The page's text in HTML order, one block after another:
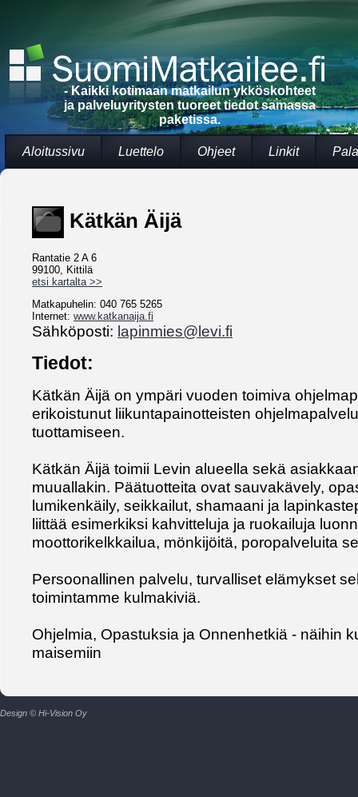
- Kaikki kotimaan matkailun ykköskohteet
ja palveluyritysten tuoreet tiedot samassa
paketissa.
Aloitussivu Luettelo Ohjeet Linkit
Kätkän Äijä
Rantatie 2 A 6
99100, Kittilä
etsi kartalta >>
Matkapuhelin: 040 765 5265
Internet: www.katkanaija.fi
Sähköposti: lapinmies@levi.fi
Tiedot:
Kätkän Äijä on ympäri vuoden toimiva
erikoistunut liikuntapainotteisten
tuottamiseen.
Kätkän Äijä toimii Levin alueella sekä
muuallakin. Päätuotteita ovat sauvakävely,
lumikenkäily, seikkailut, shamaani ja
liittää esimerkiksi kahvitteluja ja ruokailuja
moottorikelkkailua, mönkijöitä, poropalveluita
Persoonallinen palvelu, turvalliset elämykset
toimintamme kulmakiviä.
Ohjelmia, Opastuksia ja Onnenhetkiä - näihin
maisemiin
Design © Hi-Vision Oy